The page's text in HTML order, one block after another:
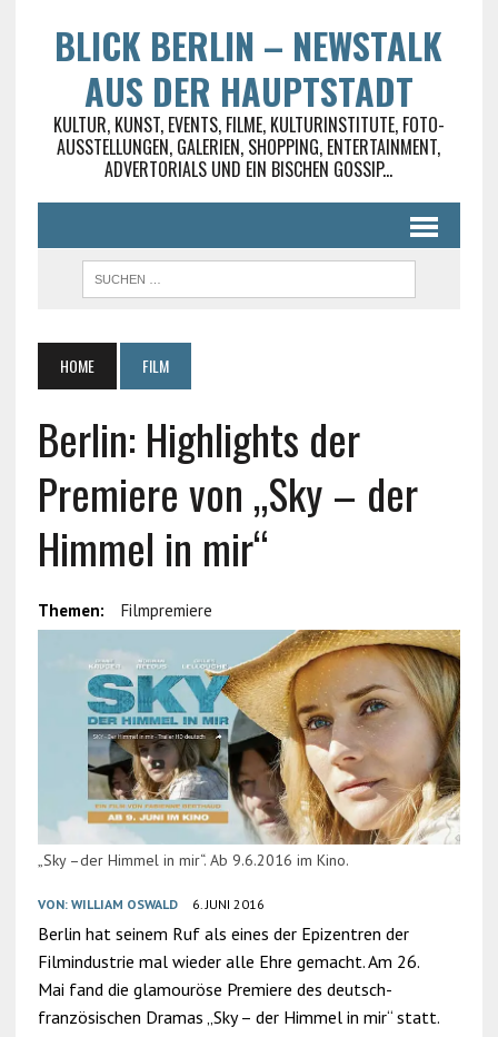
BLICK BERLIN – NEWSTALK
AUS DER HAUPTSTADT
KULTUR, KUNST, EVENTS, FILME, KULTURINSTITUTE, FOTO-
AUSSTELLUNGEN, GALERIEN, SHOPPING, ENTERTAINMENT,
ADVERTORIALS UND EIN BISCHEN GOSSIP...
HOME FILM
Berlin: Highlights der
Premiere von „Sky – der
Himmel in mir“
Themen: Filmpremiere
„Sky –der Himmel in mir“. Ab 9.6.2016 im Kino.
VON: WILLIAM OSWALD 6. JUNI 2016
Berlin hat seinem Ruf als eines der Epizentren der
Filmindustrie mal wieder alle Ehre gemacht. Am 26.
Mai fand die glamouröse Premiere des deutsch-
französischen Dramas „Sky – der Himmel in mir“ statt.